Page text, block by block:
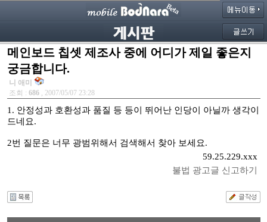
메인보드 칩셋 제조사 중에 어디가 제일 좋은지
궁금합니다.
니 애미
조회 : 686 , 2007/05/07 23:28
1. 안정성과 호환성과 품질 등 등이 뛰어난 인당이 아닐까 생각이
드네요.
2번 질문은 너무 광범위해서 검색해서 찾아 보세요.
59.25.229.xxx
불법 광고글 신고하기